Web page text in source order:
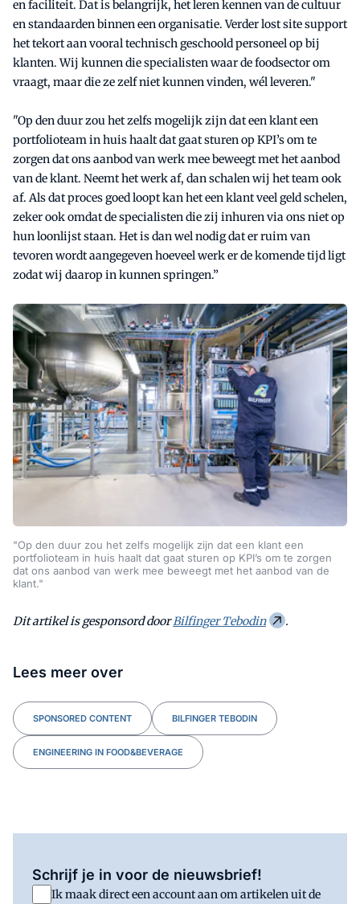
en faciliteit. Dat is belangrijk, het leren kennen van de cultuur
en standaarden binnen een organisatie. Verder lost site support
het tekort aan vooral technisch geschoold personeel op bij
klanten. Wij kunnen die specialisten waar de foodsector om
vraagt, maar die ze zelf niet kunnen vinden, wél leveren."
"Op den duur zou het zelfs mogelijk zijn dat een klant een
portfolioteam in huis haalt dat gaat sturen op KPI’s om te
zorgen dat ons aanbod van werk mee beweegt met het aanbod
van de klant. Neemt het werk af, dan schalen wij het team ook
af. Als dat proces goed loopt kan het een klant veel geld schelen,
zeker ook omdat de specialisten die zij inhuren via ons niet op
hun loonlijst staan. Het is dan wel nodig dat er ruim van
tevoren wordt aangegeven hoeveel werk er de komende tijd ligt
zodat wij daarop in kunnen springen.”
"Op den duur zou het zelfs mogelijk zijn dat een klant een
portfolioteam in huis haalt dat gaat sturen op KPI’s om te zorgen
dat ons aanbod van werk mee beweegt met het aanbod van de
klant."
Dit artikel is gesponsord doorBilfinger Tebodin .
Lees meer over
SPONSORED CONTENT BILFINGER TEBODIN
ENGINEERING IN FOOD&BEVERAGE
Schrijf je in voor de nieuwsbrief!
Ik maak direct een account aan om artikelen uit de